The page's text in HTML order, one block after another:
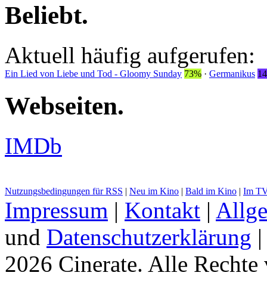
Beliebt.
Aktuell häufig aufgerufen:
Ein Lied von Liebe und Tod - Gloomy Sunday 73% · Germanikus
Webseiten.
IMDb
Nutzungsbedingungen für RSS | Neu im Kino | Bald im Kino | Im
Impressum | Kontakt |
und Datenschutzerklärung
2026 Cinerate. Alle